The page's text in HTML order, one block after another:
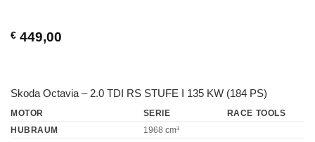
€ 449,00
Skoda Octavia – 2.0 TDI RS STUFE I 135 KW (184 PS)
MOTOR SERIE
RACE TOOLS
HUBRAUM
1968 cm³